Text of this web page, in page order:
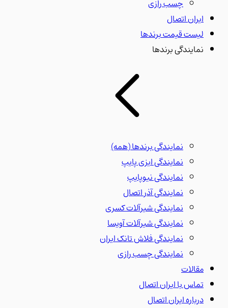
چسب رازی
ایران اتصال
لیست قیمت برندها
نمایندگی برندها
نمایندگی برندها(همه)
نمایندگی ایزی پایپ
نمایندگی نیوپایپ
نمایندگی آذر اتصال
نمایندگی شیرآلات کسری
نمایندگی شیرآلات آویسا
نمایندگی فلاش تانک ایران
نمایندگی چسب رازی
مقالات
تماس با ایران اتصال
درباره ایران اتصال